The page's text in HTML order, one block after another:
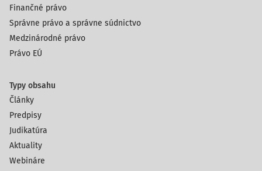
Finančné právo
Správne právo a správne súdnictvo
Medzinárodné právo
Právo EÚ
Typy obsahu
Články
Predpisy
Judikatúra
Aktuality
Webináre